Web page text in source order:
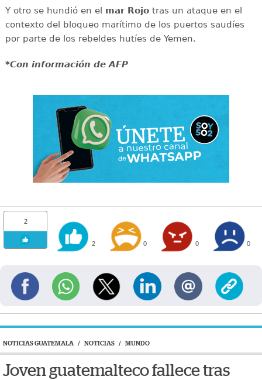
Y otro se hundió en el mar Rojotras un ataque en el
contexto del bloqueo marítimo de los puertos saudíes
por parte de los rebeldes hutíes de Yemen.
*Con información de AFP
2
2 0 0 0
NOTICIAS GUATEMALA / NOTICIAS / MUNDO
Joven guatemalteco fallece tras